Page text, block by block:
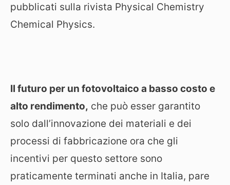
pubblicati sulla rivista Physical Chemistry
Chemical Physics.
Il futuro per un fotovoltaico a basso costo e
alto rendimento, che può esser garantito
solo dall’innovazione dei materiali e dei
processi di fabbricazione ora che gli
incentivi per questo settore sono
praticamente terminati anche in Italia, pare